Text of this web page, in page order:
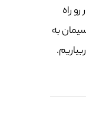
راه
با گچ و سیمان به